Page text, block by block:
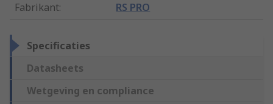
Fabrikant: RS PRO
Specificaties
Datasheets
Wetgeving en compliance